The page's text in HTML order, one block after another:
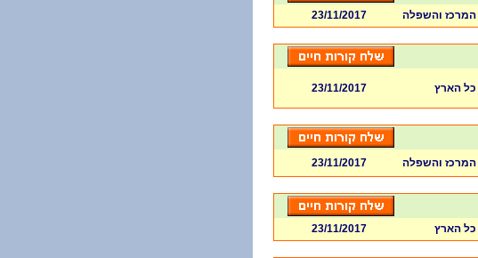
המרכז והשפלה 23/11/2017
כל הארץ 23/11/2017
המרכז והשפלה 23/11/2017
כל הארץ 23/11/2017